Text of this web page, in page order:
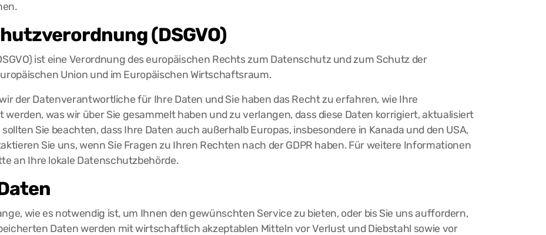
(DSGVO)
ist eine Verordnung des europäischen Rechts zum Datenschutz und zum Schutz der
Union und im Europäischen Wirtschaftsraum.
wir der Datenverantwortliche für Ihre Daten und Sie haben das Recht zu erfahren, wie Ihre
was wir über Sie gesammelt haben und zu verlangen, dass diese Daten korrigiert, aktualisiert
Sie beachten, dass Ihre Daten auch außerhalb Europas, insbesondere in Kanada und den USA,
Sie uns, wenn Sie Fragen zu Ihren Rechten nach der GDPR haben. Für weitere Informationen
an Ihre lokale Datenschutzbehörde.
wie es notwendig ist, um Ihnen den gewünschten Service zu bieten, oder bis Sie uns auffordern,
Daten werden mit wirtschaftlich akzeptablen Mitteln vor Verlust und Diebstahl sowie vor